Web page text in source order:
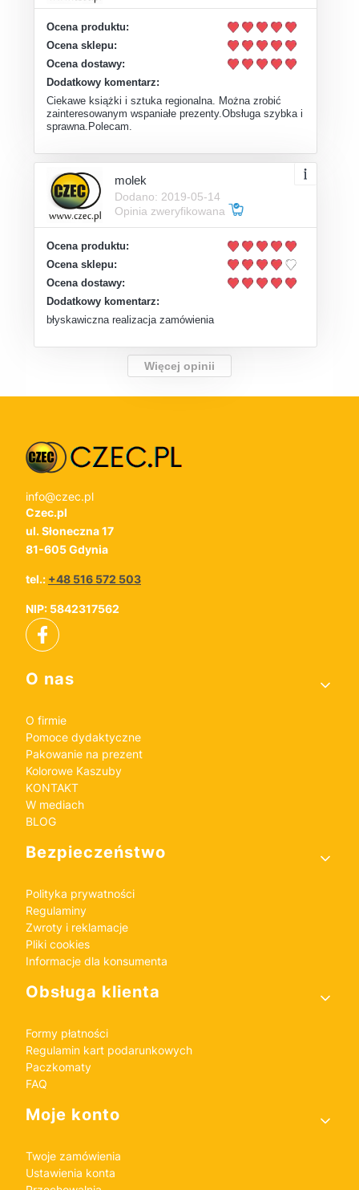
Ocena produktu:
Ocena sklepu:
Ocena dostawy:
Dodatkowy komentarz:
Ciekawe książki i sztuka regionalna. Można zrobić
zainteresowanym wspaniałe prezenty.Obsługa szybka i
sprawna.Polecam.
molek
Dodano: 2019-05-14
Opinia zweryfikowana
Ocena produktu:
Ocena sklepu:
Ocena dostawy:
Dodatkowy komentarz:
błyskawiczna realizacja zamówienia
Więcej opinii
info@czec.pl
Czec.pl
ul. Słoneczna 17
81-605 Gdynia
tel.: +48 516 572 503
NIP: 5842317562
Linki w stopce
O nas
O firmie
Pomoce dydaktyczne
Pakowanie na prezent
Kolorowe Kaszuby
KONTAKT
W mediach
BLOG
Bezpieczeństwo
Polityka prywatności
Regulaminy
Zwroty i reklamacje
Pliki cookies
Informacje dla konsumenta
Obsługa klienta
Formy płatności
Regulamin kart podarunkowych
Paczkomaty
FAQ
Moje konto
Twoje zamówienia
Ustawienia konta